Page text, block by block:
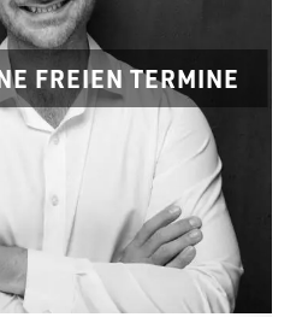
FREIEN TERMINE